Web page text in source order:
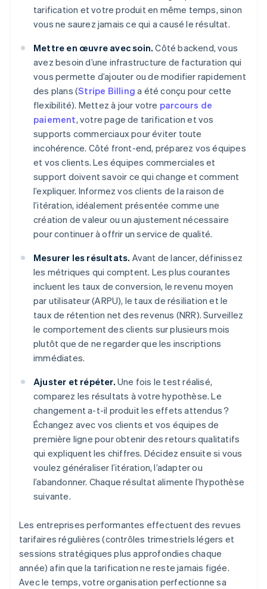
tarification et votre produit en même temps, sinon
vous ne saurez jamais ce qui a causé le résultat.
Mettre en œuvre avec soin. Côté backend, vous
avez besoin d’une infrastructure de facturation qui
vous permette d’ajouter ou de modifier rapidement
des plans (Stripe Billing a été conçu pour cette
flexibilité). Mettez à jour votre parcours de
paiement, votre page de tarification et vos
supports commerciaux pour éviter toute
incohérence. Côté front-end, préparez vos équipes
et vos clients. Les équipes commerciales et
support doivent savoir ce qui change et comment
l’expliquer. Informez vos clients de la raison de
l’itération, idéalement présentée comme une
création de valeur ou un ajustement nécessaire
pour continuer à offrir un service de qualité.
Mesurer les résultats. Avant de lancer, définissez
les métriques qui comptent. Les plus courantes
incluent les taux de conversion, le revenu moyen
par utilisateur (ARPU), le taux de résiliation et le
taux de rétention net des revenus (NRR). Surveillez
le comportement des clients sur plusieurs mois
plutôt que de ne regarder que les inscriptions
immédiates.
Ajuster et répéter. Une fois le test réalisé,
comparez les résultats à votre hypothèse. Le
changement a-t-il produit les effets attendus ?
Échangez avec vos clients et vos équipes de
première ligne pour obtenir des retours qualitatifs
qui expliquent les chiffres. Décidez ensuite si vous
voulez généraliser l’itération, l’adapter ou
l’abandonner. Chaque résultat alimente l’hypothèse
suivante.
Les entreprises performantes effectuent des revues
tarifaires régulières (contrôles trimestriels légers et
sessions stratégiques plus approfondies chaque
année) afin que la tarification ne reste jamais figée.
Avec le temps, votre organisation perfectionne sa